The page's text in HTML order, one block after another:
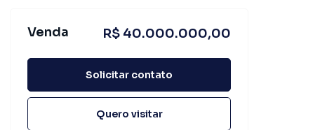
Venda R$ 40.000.000,00
Solicitar contato
Quero visitar